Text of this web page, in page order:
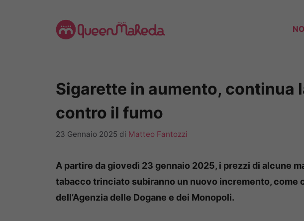
Sigarette in aumento, continua
contro il fumo
23 Gennaio 2025 di Matteo Fantozzi
A partire da giovedì 23 gennaio 2025, i prezzi di alcune
tabacco trinciato subiranno un nuovo incremento, come
dell’Agenzia delle Dogane e dei Monopoli.